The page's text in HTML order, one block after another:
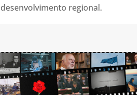
desenvolvimento regional.